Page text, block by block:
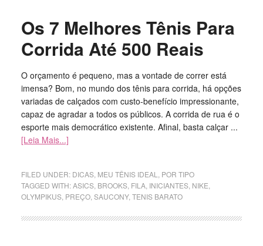
Os 7 Melhores Tênis Para
Corrida Até 500 Reais
O orçamento é pequeno, mas a vontade de correr está
imensa? Bom, no mundo dos tênis para corrida, há opções
variadas de calçados com custo-benefício impressionante,
capaz de agradar a todos os públicos. A corrida de rua é o
esporte mais democrático existente. Afinal, basta calçar ...
[Leia Mais...]
FILED UNDER: DICAS, MEU TÊNIS IDEAL
POR TIPO
TAGGED WITH:ASICS, BROOKS, FILA, INICIANTES, NIKE
OLYMPIKUS, PREÇO, SAUCONY, TENIS BARATO